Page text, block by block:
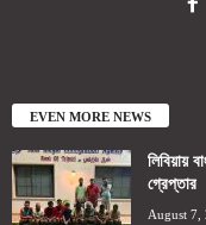
EVEN MORE NEWS
লিবিয়ায়
গ্রেপ্তার
August 7,